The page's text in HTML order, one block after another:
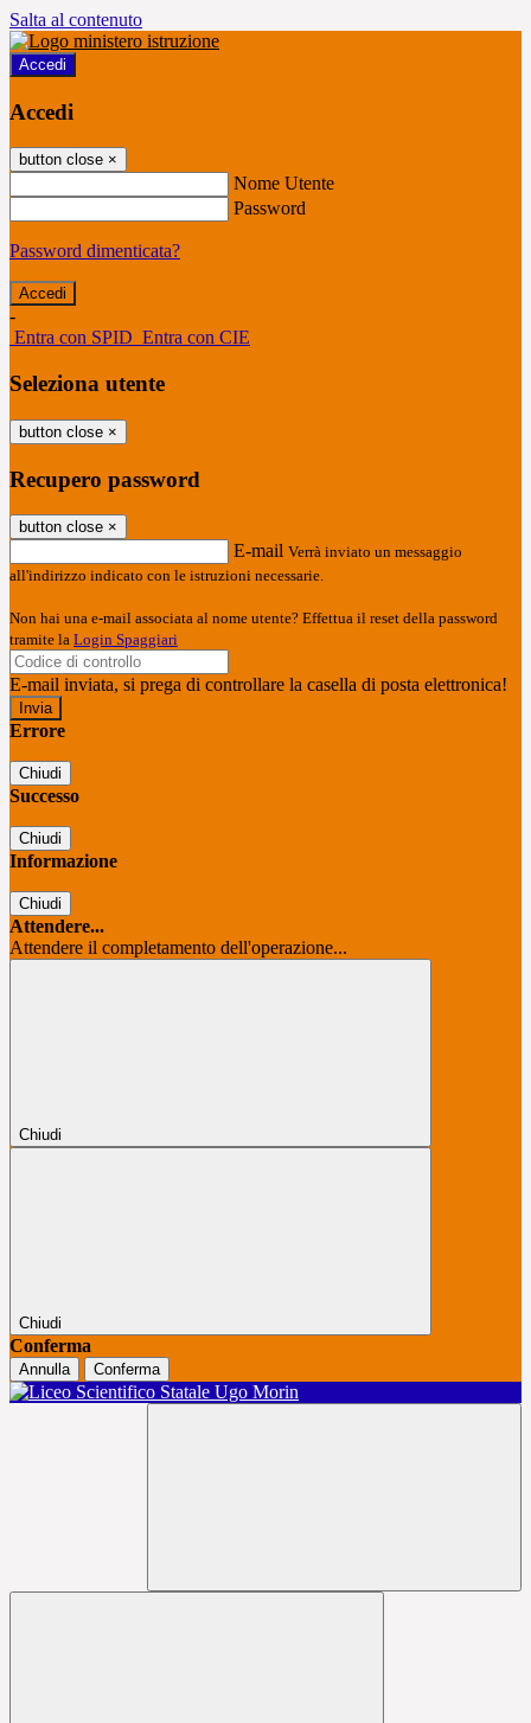
Salta al contenuto
Accedi
Accedi
button close ×
Nome Utente
Password
Password dimenticata?
-
Entra con SPID Entra con CIE
Seleziona utente
button close ×
Recupero password
button close ×
E-mail Verrà inviato un messaggio
all'indirizzo indicato con le istruzioni necessarie.
Non hai una e-mail associata al nome utente? Effettua il reset della password
tramite la Login Spaggiari
E-mail inviata, si prega di controllare la casella di posta elettronica!
Errore
Chiudi
Successo
Chiudi
Informazione
Chiudi
Attendere...
Attendere il completamento dell'operazione...
Chiudi
Chiudi
Conferma
Annulla Conferma